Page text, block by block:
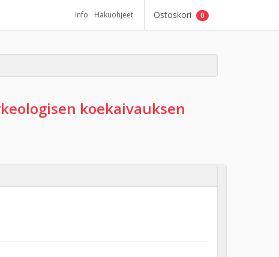
Info Hakuohjeet Ostoskori 0
koekaivauksen